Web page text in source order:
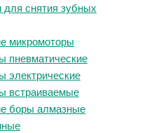
для снятия зубных
микромоторы
пневматические
электрические
встраиваемые
боры алмазные